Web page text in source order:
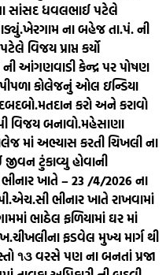
સાંસદ ધવલભાઈ પટેલે
ખેરગામ ના બહેજ તા.પં. ની
વિજય પ્રાપ્ત કર્યો
ની આંગણવાડી કેન્દ્ર પર પોષણ
કોલેજનું ઓલ ઇન્ડિયા
મતદાન કરો અને કરાવો
વિજય બનાવો.મહેસાણા
માં અભ્યાસ કરતી ચિખલી ના
જીવન ટુંકાવ્યુ હોવાની
ખાતે – 23 /4/2026 ના
ભીનાર ખાતે રાખવામાં
ભાઠેલ ફળિયામાં ઘર માં
ચીખલીના ફડવેલ મુખ્ય માર્ગ થી
૧૩ વરસે પણ ના બનતાં પ્રજા